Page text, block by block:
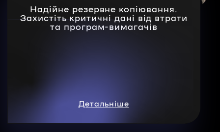
Надійне резервне копіювання.
Захистіть критичні дані від втрати
та програм-вимагачів
Детальніше